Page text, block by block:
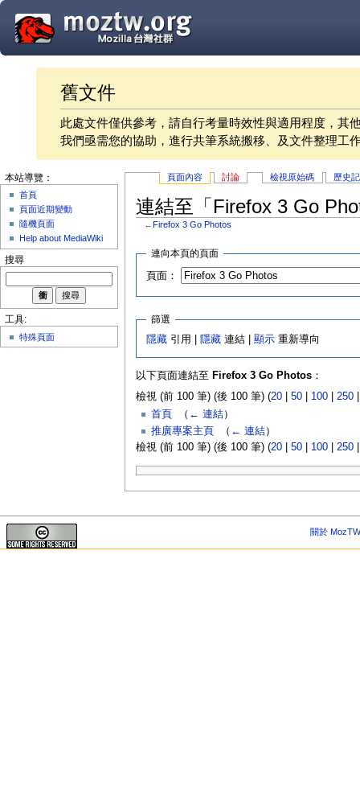
舊文件
此處文件僅供參考，請自行考量時效性與適用程度，其
我們亟需您的協助，進行共筆系統搬移、及文件整理工
頁面內容 討論 檢視原始碼 歷史
連結至「Firefox 3 Go
← Firefox 3 Go Photos
連向本頁的頁面
頁面：
篩選
隱藏 引用 | 隱藏 連結 |顯示 重新導向
以下頁面連結至 Firefox 3 Go Photos：
檢視 (前 100 筆) (後 100 筆) (20| 50| 100| 250
首頁
（ ← 連結）
推廣專案主頁‎ （ ← 連結）
檢視 (前 100 筆) (後 100 筆) (20| 50| 100| 250
本站導覽：
首頁
頁面近期變動
隨機頁面
Help about MediaWiki
搜尋
工具:
特殊頁面
關於